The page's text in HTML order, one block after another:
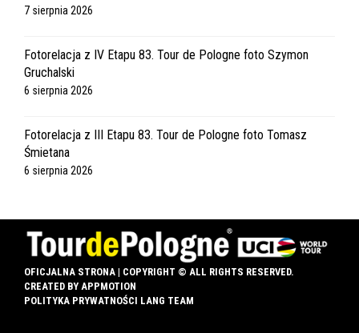
7 sierpnia 2026
Fotorelacja z IV Etapu 83. Tour de Pologne foto Szymon
Gruchalski
6 sierpnia 2026
Fotorelacja z III Etapu 83. Tour de Pologne foto Tomasz
Śmietana
6 sierpnia 2026
OFICJALNA STRONA | COPYRIGHT © ALL RIGHTS RESERVED.
CREATED BY APPMOTION
POLITYKA PRYWATNOŚCI LANG TEAM